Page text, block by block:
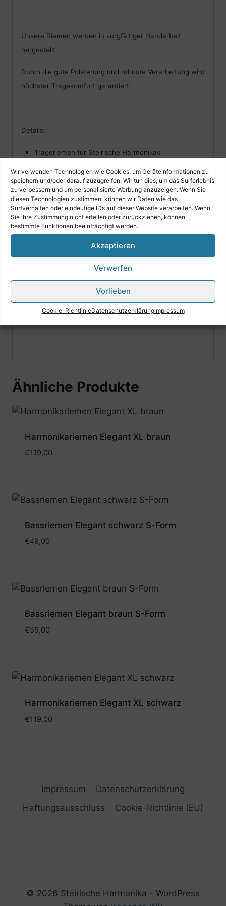
Wir verwenden Technologien wie Cookies, um Geräteinformationen zu
speichern und/oder darauf zuzugreifen. Wir tun dies, um das Surferlebnis
zu verbessern und um personalisierte Werbung anzuzeigen. Wenn Sie
diesen Technologien zustimmen, können wir Daten wie das
Surfverhalten oder eindeutige IDs auf dieser Website verarbeiten. Wenn
Sie Ihre Zustimmung nicht erteilen oder zurückziehen, können
bestimmte Funktionen beeinträchtigt werden.
Akzeptieren
Verwerfen
Vorlieben
Cookie-RichtlinieDatenschutzerklärungImpressum
Unsere Riemen werden in sorgfältiger Handarbeit
hergestellt.
Durch die gute Polsterung und robuste Verarbeitung wird
höchster Tragekomfort garantiert.
Details:
Trageriemen für Steirische Harmonikas
ergonomische S-Form
Material: weiches Ziegenleder und Alcantara
gute Polsterung
Ausführung: schwarz
feines Randmuster ín Leder geprägt
in der Länge verstellbar
inklusive Bassriemen mit Verstellschraube &
Ähnliche Produkte
Harmonikariemen Elegant XL braun
€119,00
Bassriemen Elegant schwarz S-Form
€49,00
Bassriemen Elegant braun S-Form
€55,00
Harmonikariemen Elegant XL schwarz
€119,00
Impressum
Datenschutzerklärung
Haftungsausschluss
Cookie-Richtlinie (EU)
© 2026 Steirische Harmonika - WordPress